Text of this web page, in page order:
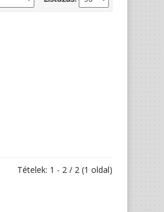
Tételek: 1 - 2 / 2 (1 oldal)